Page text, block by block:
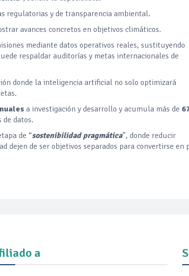
regulatorias y de transparencia ambiental.
avances concretos en objetivos climáticos.
mediante datos operativos reales, sustituyendo
respaldar auditorías y metas internacionales de
donde la inteligencia artificial no solo optimizará
a investigación y desarrollo y acumula más de
de datos.
de “sostenibilidad pragmática”, donde reducir
dejen de ser objetivos separados para convertirse en
a